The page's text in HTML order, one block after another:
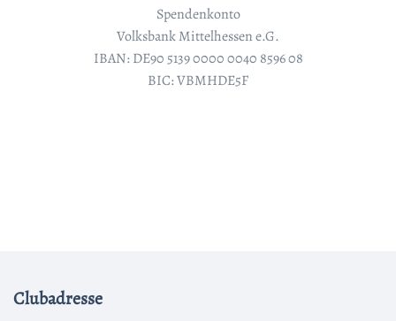
Spendenkonto
Volksbank Mittelhessen e.G.
IBAN: DE90 5139 0000 0040 8596 08
BIC: VBMHDE5F
Clubadresse